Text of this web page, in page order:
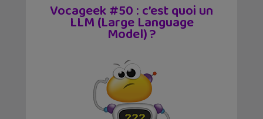
Vocageek #50 : c’est quoi un
LLM (Large Language
Model) ?